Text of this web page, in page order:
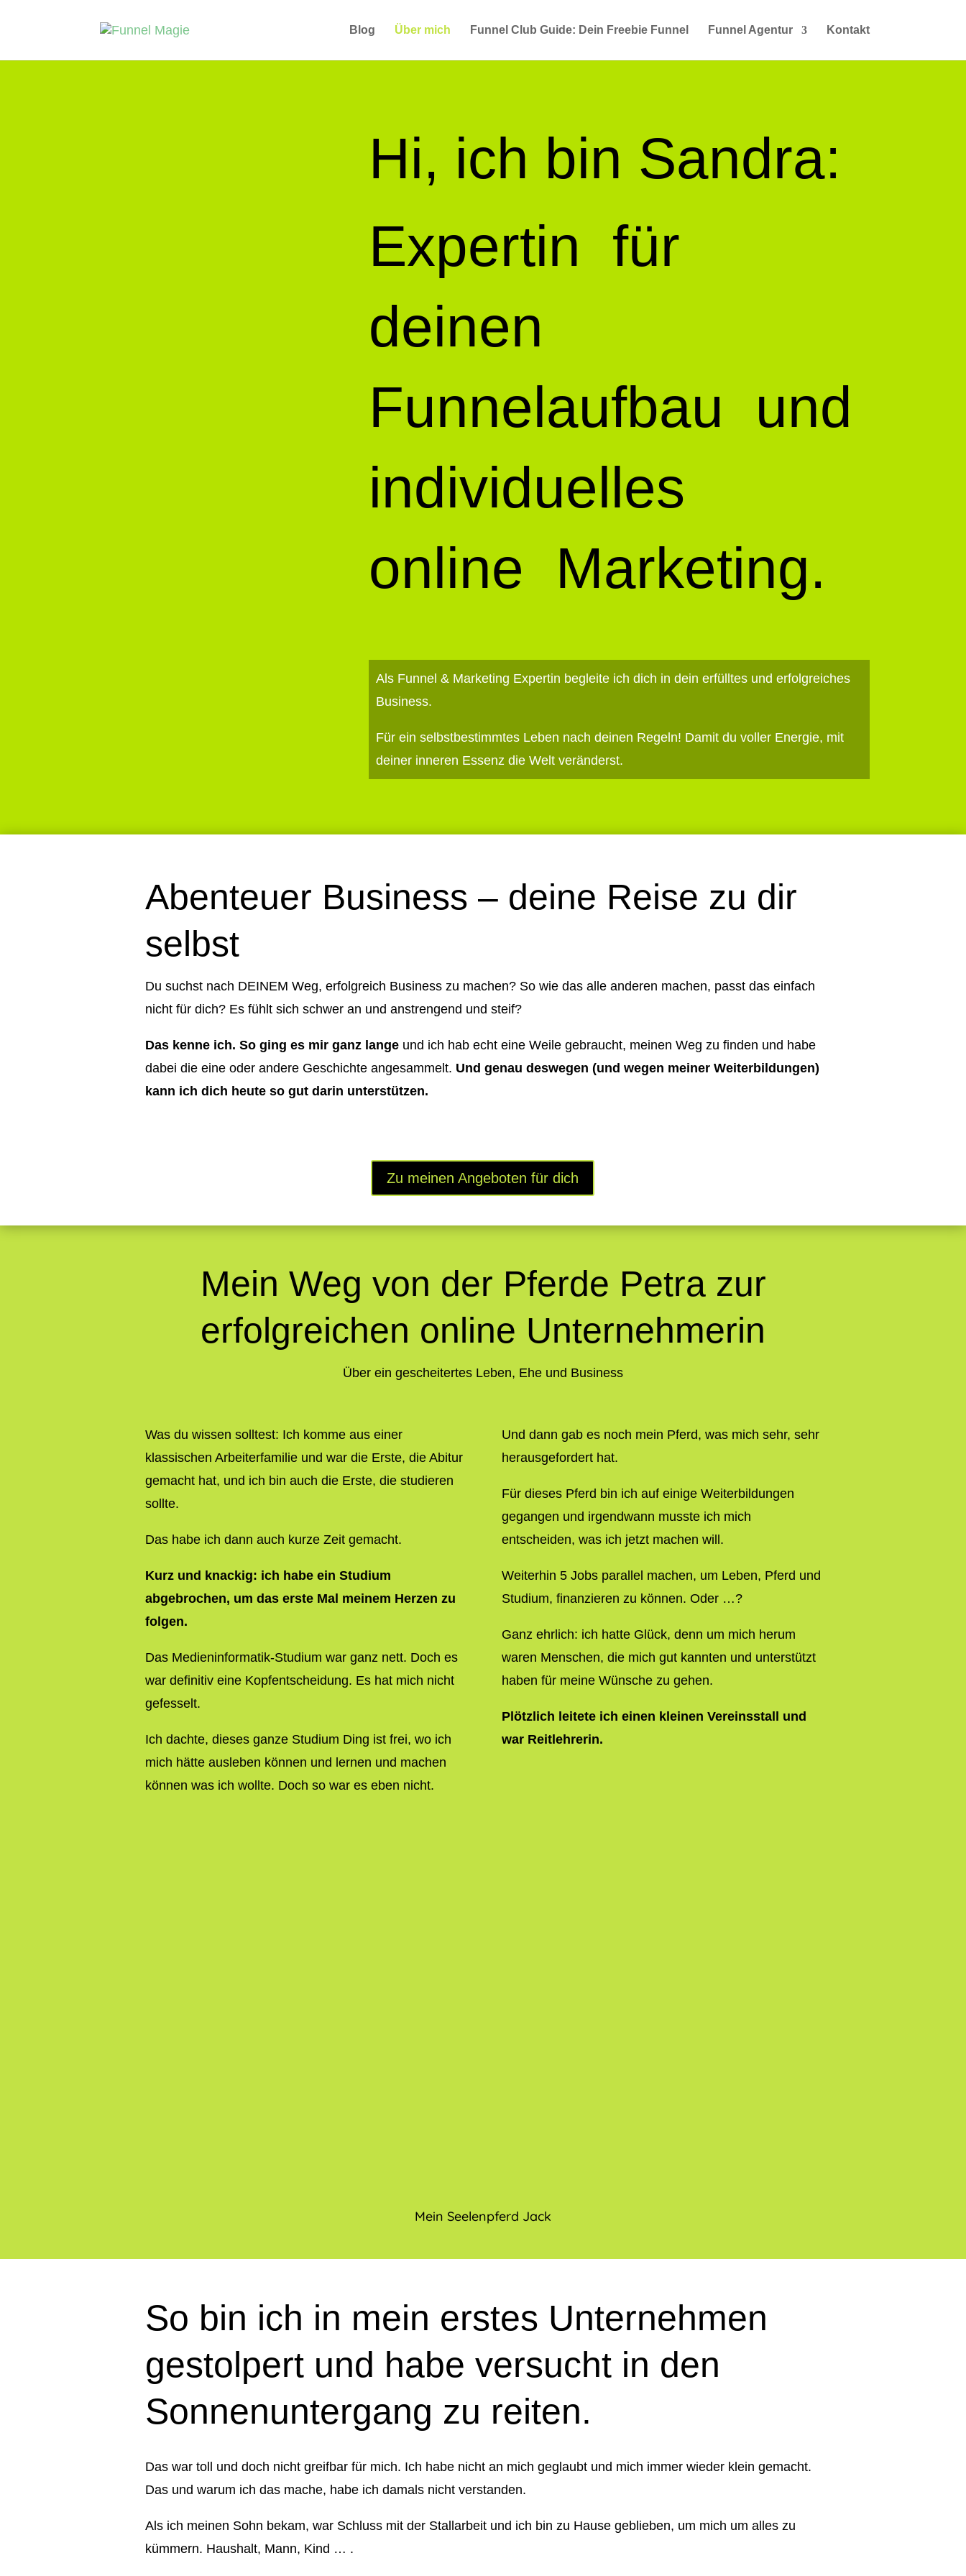
Blog Über mich Funnel Club Guide: Dein Freebie Funnel Funnel Agentur Kontakt
Hi, ich bin Sandra:
Expertin für
deinen
Funnelaufbau und
individuelles
online Marketing.
Als Funnel & Marketing Expertin begleite ich dich in dein erfülltes und erfolgreiches
Business.
Für ein selbstbestimmtes Leben nach deinen Regeln! Damit du voller Energie, mit
deiner inneren Essenz die Welt veränderst.
Abenteuer Business – deine Reise zu dir
selbst
Du suchst nach DEINEM Weg, erfolgreich Business zu machen? So wie das alle anderen machen, passt das einfach
nicht für dich? Es fühlt sich schwer an und anstrengend und steif?
Das kenne ich. So ging es mir ganz lange und ich hab echt eine Weile gebraucht, meinen Weg zu finden und habe
dabei die eine oder andere Geschichte angesammelt. Und genau deswegen (und wegen meiner Weiterbildungen)
kann ich dich heute so gut darin unterstützen.
Zu meinen Angeboten für dich
Mein Weg von der Pferde Petra zur
erfolgreichen online Unternehmerin
Über ein gescheitertes Leben, Ehe und Business
Was du wissen solltest: Ich komme aus einer
klassischen Arbeiterfamilie und war die Erste, die Abitur
gemacht hat, und ich bin auch die Erste, die studieren
sollte.
Das habe ich dann auch kurze Zeit gemacht.
Kurz und knackig: ich habe ein Studium
abgebrochen, um das erste Mal meinem Herzen zu
folgen.
Das Medieninformatik-Studium war ganz nett. Doch es
war definitiv eine Kopfentscheidung. Es hat mich nicht
gefesselt.
Ich dachte, dieses ganze Studium Ding ist frei, wo ich
mich hätte ausleben können und lernen und machen
können was ich wollte. Doch so war es eben nicht.
Und dann gab es noch mein Pferd, was mich sehr, sehr
herausgefordert hat.
Für dieses Pferd bin ich auf einige Weiterbildungen
gegangen und irgendwann musste ich mich
entscheiden, was ich jetzt machen will.
Weiterhin 5 Jobs parallel machen, um Leben, Pferd und
Studium, finanzieren zu können. Oder …?
Ganz ehrlich: ich hatte Glück, denn um mich herum
waren Menschen, die mich gut kannten und unterstützt
haben für meine Wünsche zu gehen.
Plötzlich leitete ich einen kleinen Vereinsstall und
war Reitlehrerin.
Mein Seelenpferd Jack
So bin ich in mein erstes Unternehmen
gestolpert und habe versucht in den
Sonnenuntergang zu reiten.
Das war toll und doch nicht greifbar für mich. Ich habe nicht an mich geglaubt und mich immer wieder klein gemacht.
Das und warum ich das mache, habe ich damals nicht verstanden.
Als ich meinen Sohn bekam, war Schluss mit der Stallarbeit und ich bin zu Hause geblieben, um mich um alles zu
kümmern. Haushalt, Mann, Kind … .